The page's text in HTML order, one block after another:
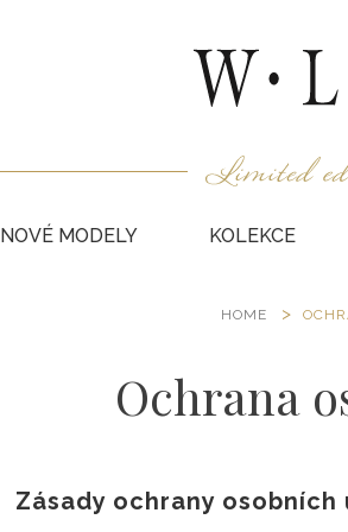
NOVÉ MODELY KOLEKCE
HOME
Ochrana
Zásady ochrany osobních